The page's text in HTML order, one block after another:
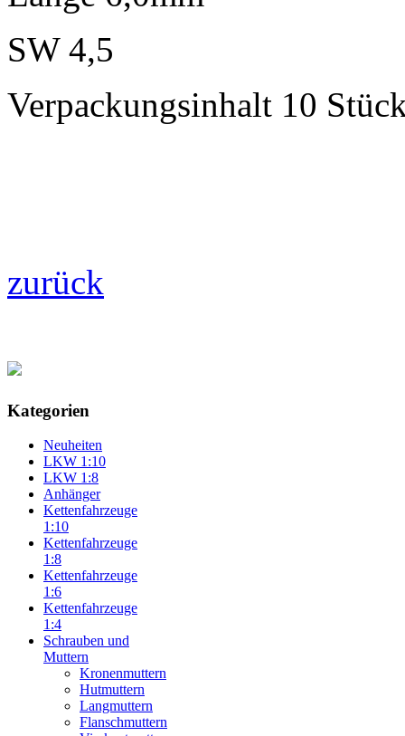
SW 4,5
Verpackungsinhalt 10
zurück
Kategorien
Neuheiten
LKW 1:10
LKW 1:8
Anhänger
Kettenfahrzeuge
1:10
Kettenfahrzeuge
1:8
Kettenfahrzeuge
1:6
Kettenfahrzeuge
1:4
Schrauben und
Muttern
Kronenmuttern
Hutmuttern
Langmuttern
Flanschmuttern